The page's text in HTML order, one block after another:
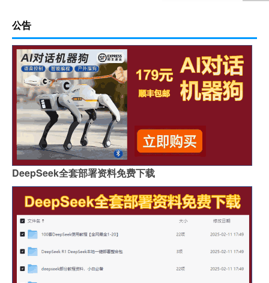
公告
DeepSeek全套部署资料免费下载